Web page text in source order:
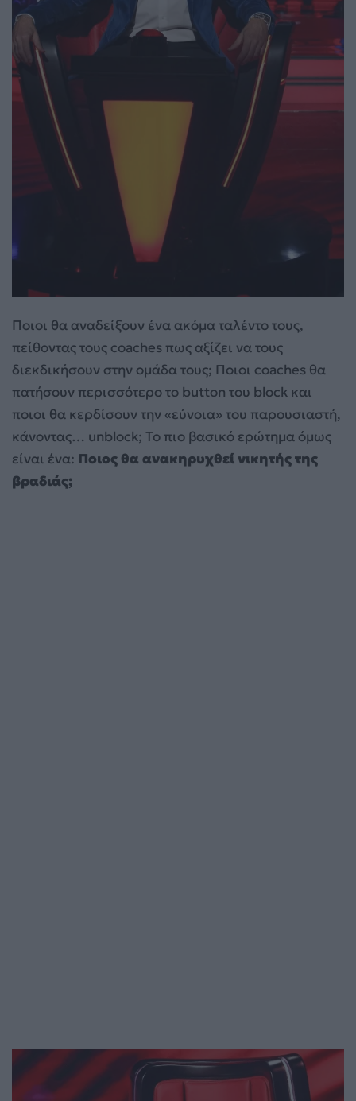
Ποιοι θα αναδείξουν ένα ακόμα ταλέντο τους,
πείθοντας τους coaches πως αξίζει να τους
διεκδικήσουν στην ομάδα τους; Ποιοι coaches θα
πατήσουν περισσότερο το button του block και
ποιοι θα κερδίσουν την «εύνοια» του παρουσιαστή,
κάνοντας… unblock; Το πιο βασικό ερώτημα όμως
είναι ένα: Ποιος θα ανακηρυχθεί νικητής της
βραδιάς;